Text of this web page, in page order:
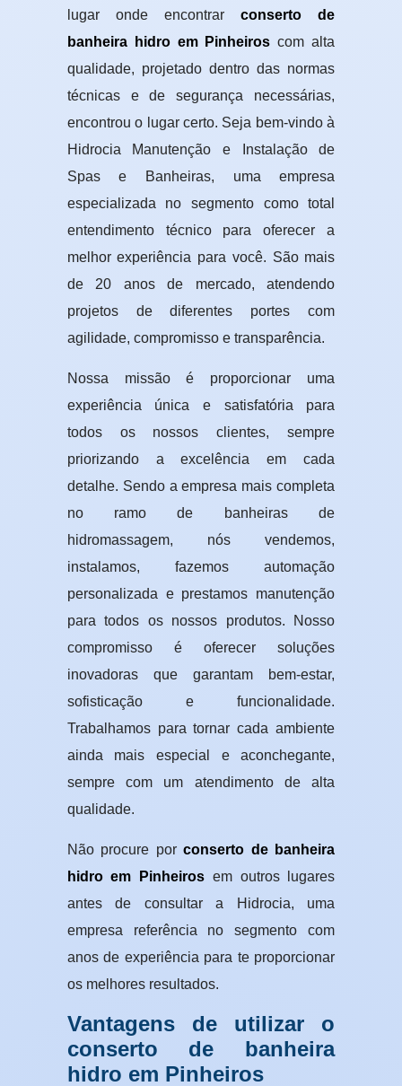
lugar onde encontrarconserto de
banheira hidro em Pinheiroscom alta
qualidade, projetado dentro das normas
técnicas e de segurança necessárias,
encontrou o lugar certo. Seja bem-vindo à
Hidrocia Manutenção e Instalação de
Spas e Banheiras, uma empresa
especializada no segmento como total
entendimento técnico para oferecer a
melhor experiência para você. São mais
de 20 anos de mercado, atendendo
projetos de diferentes portes com
agilidade, compromisso e transparência.
Nossa missão é proporcionar uma
experiência única e satisfatória para
todos os nossos clientes, sempre
priorizando a excelência em cada
detalhe. Sendo a empresa mais completa
no ramo de banheiras de
hidromassagem, nós vendemos,
instalamos, fazemos automação
personalizada e prestamos manutenção
para todos os nossos produtos. Nosso
compromisso é oferecer soluções
inovadoras que garantam bem-estar,
sofisticação e funcionalidade.
Trabalhamos para tornar cada ambiente
ainda mais especial e aconchegante,
sempre com um atendimento de alta
qualidade.
Não procure porconserto de banheira
hidro em Pinheiros em outros lugares
antes de consultar a Hidrocia, uma
empresa referência no segmento com
anos de experiência para te proporcionar
os melhores resultados.
Vantagens de utilizar o
conserto de banheira
hidro em Pinheiros